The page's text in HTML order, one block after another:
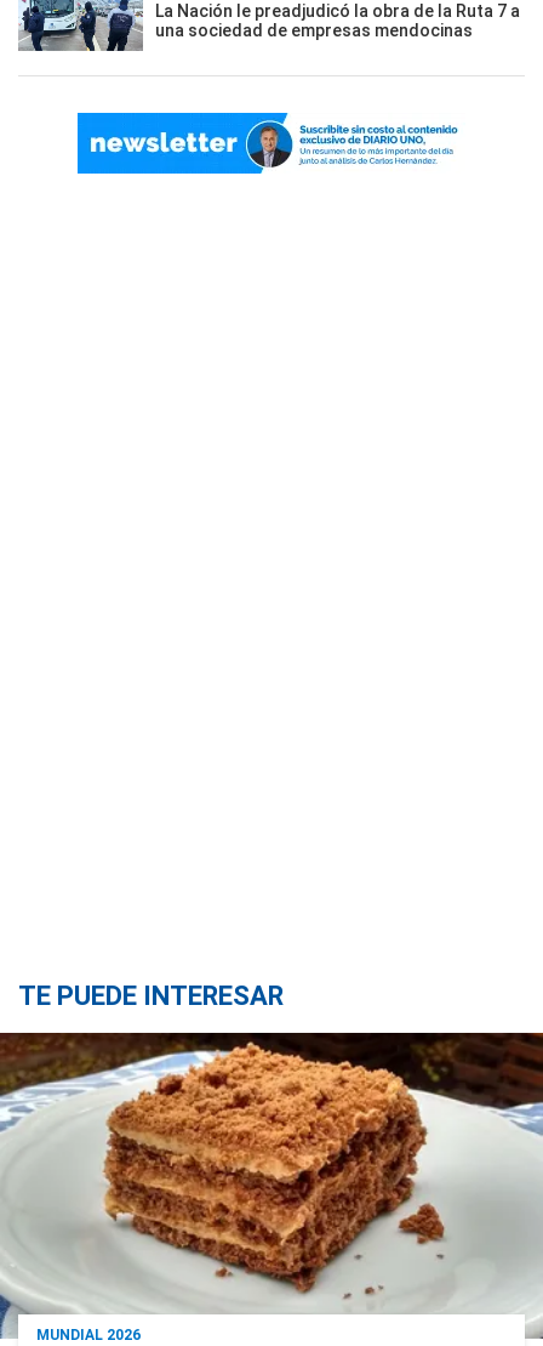
La Nación le preadjudicó la obra de la Ruta 7 a
una sociedad de empresas mendocinas
TE PUEDE INTERESAR
MUNDIAL 2026